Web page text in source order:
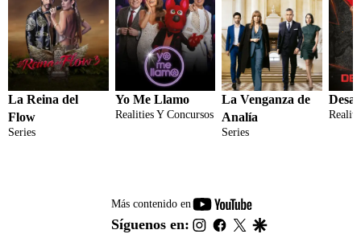
La Reina del
Flow
Series
Yo Me Llamo
Realities Y Concursos
La Venganza de
Analía
Series
Más contenido en
youtube-
footer
Síguenos en: instagram
facebook
twitter